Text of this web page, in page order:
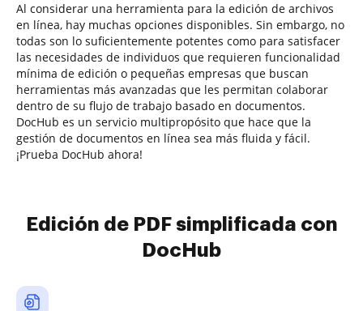
Al considerar una herramienta para la edición de archivos
en línea, hay muchas opciones disponibles. Sin embargo, no
todas son lo suficientemente potentes como para satisfacer
las necesidades de individuos que requieren funcionalidad
mínima de edición o pequeñas empresas que buscan
herramientas más avanzadas que les permitan colaborar
dentro de su flujo de trabajo basado en documentos.
DocHub es un servicio multipropósito que hace que la
gestión de documentos en línea sea más fluida y fácil.
¡Prueba DocHub ahora!
Edición de PDF simplificada con
DocHub